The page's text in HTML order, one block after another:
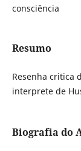
consciência
Resumo
Resenha critica
interprete de
Biografia do